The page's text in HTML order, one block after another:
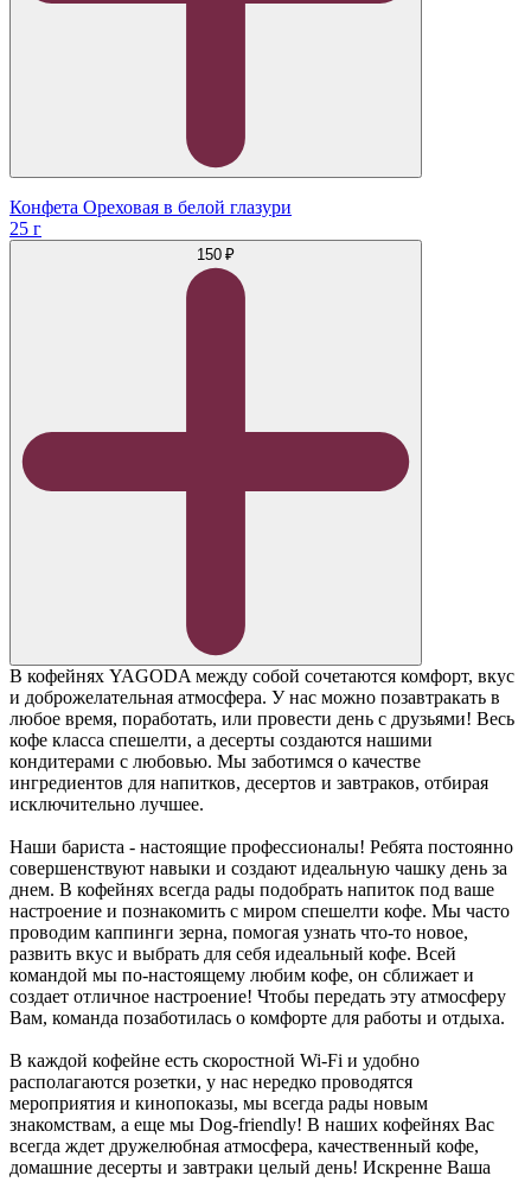
Конфета Ореховая в белой глазури
25 г
150 ₽
В кофейнях YAGODA между собой сочетаются комфорт, вкус
и доброжелательная атмосфера. У нас можно позавтракать в
любое время, поработать, или провести день с друзьями! Весь
кофе класса спешелти, а десерты создаются нашими
кондитерами с любовью. Мы заботимся о качестве
ингредиентов для напитков, десертов и завтраков, отбирая
исключительно лучшее.
Наши бариста - настоящие профессионалы! Ребята постоянно
совершенствуют навыки и создают идеальную чашку день за
днем. В кофейнях всегда рады подобрать напиток под ваше
настроение и познакомить с миром спешелти кофе. Мы часто
проводим каппинги зерна, помогая узнать что-то новое,
развить вкус и выбрать для себя идеальный кофе. Всей
командой мы по-настоящему любим кофе, он сближает и
создает отличное настроение! Чтобы передать эту атмосферу
Вам, команда позаботилась о комфорте для работы и отдыха.
В каждой кофейне есть скоростной Wi-Fi и удобно
располагаются розетки, у нас нередко проводятся
мероприятия и кинопоказы, мы всегда рады новым
знакомствам, а еще мы Dog-friendly! В наших кофейнях Вас
всегда ждет дружелюбная атмосфера, качественный кофе,
домашние десерты и завтраки целый день! Искренне Ваша